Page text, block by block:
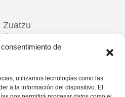
de
utilizamos tecnologías como las
a la información del dispositivo. El
Zuatzu
3